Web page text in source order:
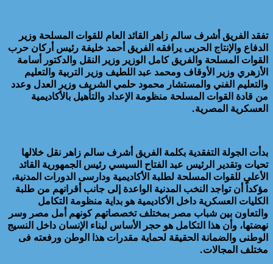
تفقد الفريق أشرف سالم زاهر القائد العام للقوات المسلحة وزير
الدفاع والإنتاج الحربى يرافقه الفريق أحمد خليفة رئيس أركان حرب
القوات المسلحة والفريق كامل الوزير وزير النقل والدكتور أسامة
الأزهري وزير الأوقاف ومحمد عبد اللطيف وزير التربية والتعليم
والتعليم الفني والمستشار محمود حلمي الشريف وزير العدل وعدد
من قادة القوات المسلحة منظومة الإعداد والتأهيل بالأكاديمية
العسكرية المصرية.
بدأت الجولة التفقدية بكلمة الفريق أشرف سالم زاهر نقل خلالها
تحيات وتقدير الرئيس عبد الفتاح السيسي رئيس الجمهورية القائد
الأعلى للقوات المسلحة لطلبة الأكاديمية ودارسى الدورات المدنية،
مؤكداً أن تواجد النخب المدنية الواعدة إلى جانب أقرانهم من طلبة
الكليات العسكرية داخل الأكاديمية هو بداية منظومة التكامل
والتعاون بين شباب مصر بمختلف تخصصاتهم كونهم أمل مصر وسر
نهضتها، وأن هذا التكامل هو حجر الأساس لبناء الإنسان داخل النسيج
الوطنى والضمانة الحقيقة لحماية مقدرات هذا الوطن ورفعته فى
مختلف المجالات.